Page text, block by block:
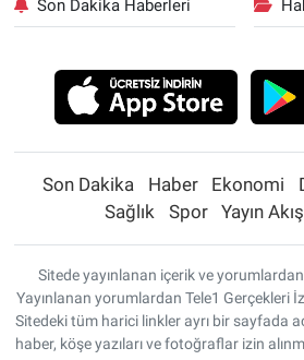
Son Dakika Haberleri
Son Dakika Haber Ekonomi
Sağlık
Spor Yayın
Sitede yayınlanan içerik ve
Yayınlanan yorumlardan Tele1 Gerçekleri
Sitedeki tüm harici linkler ayrı bir sayfada
haber, köşe yazıları ve fotoğraflar izin